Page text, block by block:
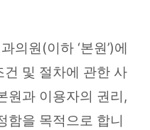
의원(이하 ‘본원’)에
및 절차에 관한 사
원과 이용자의 권리,
함을 목적으로 합니